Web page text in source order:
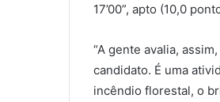
17’00”, apto (10,0
“A gente avalia,
candidato. É uma
incêndio florestal, o